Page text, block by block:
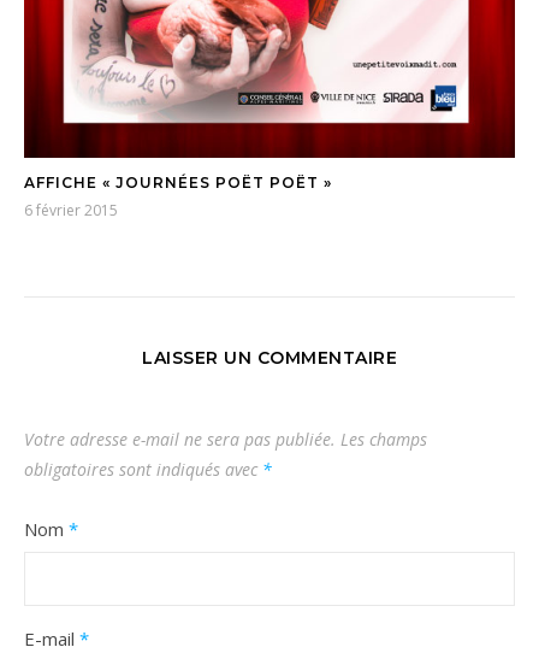
AFFICHE « JOURNÉES POËT POËT »
6 février 2015
LAISSER UN COMMENTAIRE
Votre adresse e-mail ne sera pas publiée. Les champs
obligatoires sont indiqués avec *
Nom *
E-mail *